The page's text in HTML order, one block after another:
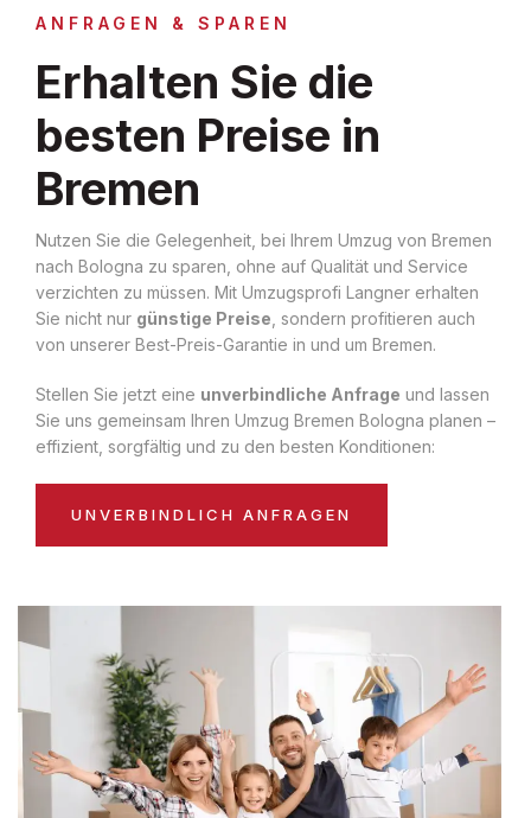
ANFRAGEN & SPAREN
Erhalten Sie die
besten Preise in
Bremen
Nutzen Sie die Gelegenheit, bei Ihrem Umzug von Bremen
nach Bologna zu sparen, ohne auf Qualität und Service
verzichten zu müssen. Mit Umzugsprofi Langner erhalten
Sie nicht nur günstige Preise , sondern profitieren auch
von unserer Best-Preis-Garantie in und um Bremen.
Stellen Sie jetzt eine unverbindliche Anfrage und lassen
Sie uns gemeinsam Ihren Umzug Bremen Bologna planen –
effizient, sorgfältig und zu den besten Konditionen:
UNVERBINDLICH ANFRAGEN